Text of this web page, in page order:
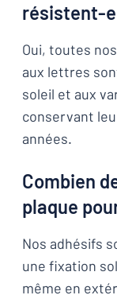
résistent-
Oui, toutes
aux lettres
soleil et aux
conservant
années.
Combien
plaque
Nos adhésifs
une fixation
même en